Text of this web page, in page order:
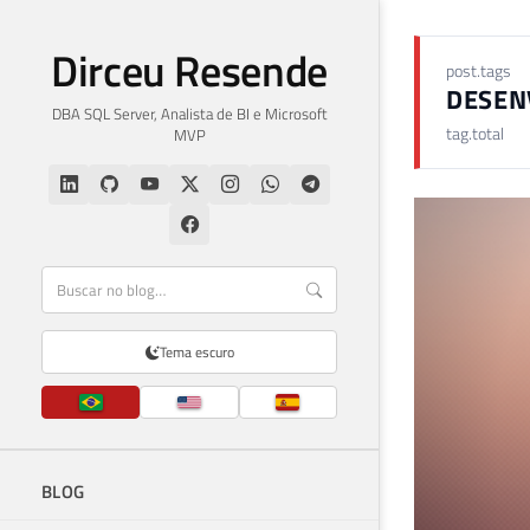
Dirceu Resende
DBA SQL Server, Analista de BI e Microsoft
MVP
Tema escuro
BLOG
post.tags
tag.total